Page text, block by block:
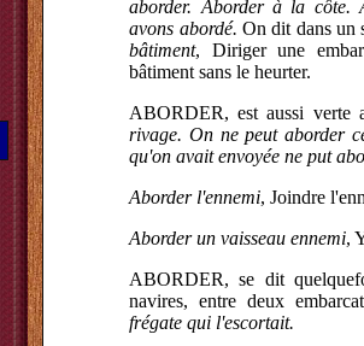
aborder. Aborder à la côte.
avons abordé. On dit dans un
bâtiment, Diriger une
bâtiment sans le heurter.
ABORDER, est aussi verte
rivage. On ne peut aborder
qu'on avait envoyée ne put
Aborder l'ennemi, Joindre
Aborder un vaisseau ennemi,
ABORDER, se dit
navires, entre deux
frégate qui l'escortait.